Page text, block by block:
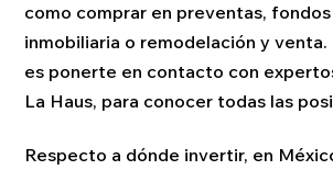
como comprar en preventas,
inmobiliaria o remodelación y
es ponerte en contacto con
La Haus, para conocer todas las
Respecto a dónde invertir, en